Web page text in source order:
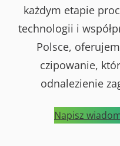
każdym etapie
technologii i
Polsce,
czipowanie,
odnalezienie
Napisz